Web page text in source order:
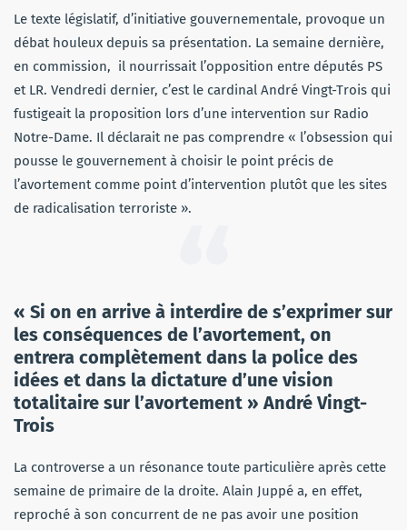
Le texte législatif, d’initiative gouvernementale, provoque un
débat houleux depuis sa présentation. La semaine dernière,
en commission, il nourrissait l’opposition entre députés PS
et LR. Vendredi dernier, c’est le cardinal André Vingt-Trois qui
fustigeait la proposition lors d’une intervention sur Radio
Notre-Dame. Il déclarait ne pas comprendre « l’obsession qui
pousse le gouvernement à choisir le point précis de
l’avortement comme point d’intervention plutôt que les sites
de radicalisation terroriste ».
« Si on en arrive à interdire de s’exprimer sur
les conséquences de l’avortement, on
entrera complètement dans la police des
idées et dans la dictature d’une vision
totalitaire sur l’avortement » André Vingt-
Trois
La controverse a un résonance toute particulière après cette
semaine de primaire de la droite. Alain Juppé a, en effet,
reproché à son concurrent de ne pas avoir une position